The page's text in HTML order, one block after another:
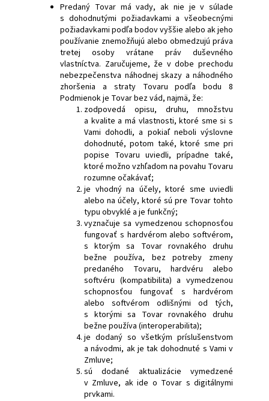
Predaný Tovar má vady, ak nie je v súlade
s dohodnutými požiadavkami a všeobecnými
požiadavkami podľa bodov vyššie alebo ak jeho
používanie znemožňujú alebo obmedzujú práva
tretej osoby vrátane práv duševného
vlastníctva. Zaručujeme, že v dobe prechodu
nebezpečenstva náhodnej skazy a náhodného
zhoršenia a straty Tovaru podľa bodu 8
Podmienok je Tovar bez vád, najmä, že:
zodpovedá opisu, druhu, množstvu
a kvalite a má vlastnosti, ktoré sme si s
Vami dohodli, a pokiaľ neboli výslovne
dohodnuté, potom také, ktoré sme pri
popise Tovaru uviedli, prípadne také,
ktoré možno vzhľadom na povahu Tovaru
rozumne očakávať;
je vhodný na účely, ktoré sme uviedli
alebo na účely, ktoré sú pre Tovar tohto
typu obvyklé a je funkčný;
vyznačuje sa vymedzenou schopnosťou
fungovať s hardvérom alebo softvérom,
s ktorým sa Tovar rovnakého druhu
bežne používa, bez potreby zmeny
predaného Tovaru, hardvéru alebo
softvéru (kompatibilita) a vymedzenou
schopnosťou fungovať s hardvérom
alebo softvérom odlišnými od tých,
s ktorými sa Tovar rovnakého druhu
bežne používa (interoperabilita);
je dodaný so všetkým príslušenstvom
a návodmi, ak je tak dohodnuté s Vami v
Zmluve;
sú dodané aktualizácie vymedzené
v Zmluve, ak ide o Tovar s digitálnymi
prvkami.